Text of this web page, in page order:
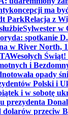
ma
ParkRelacja z
Sylwester w
spotkanie
w River North,
Wesołych
i
opady
Polski i
i w sobotę
prezydenta
dolarów przeciw